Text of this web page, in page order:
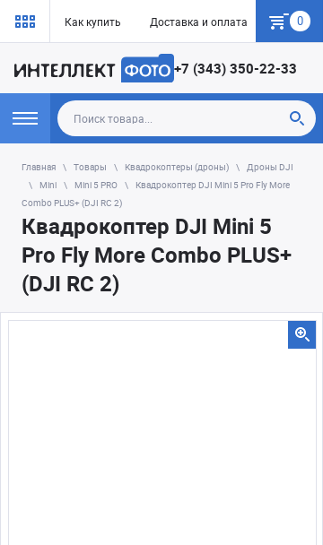
Как купить Доставка и оплата Гарантия
0
+7 (343) 350-22-33
Главная Товары Квадрокоптеры (дроны)
Дроны DJI
Mini
Mini 5 PRO
Квадрокоптер DJI Mini 5 Pro Fly More
Combo PLUS+ (DJI RC 2)
Квадрокоптер DJI Mini 5
Pro Fly More Combo PLUS+
(DJI RC 2)